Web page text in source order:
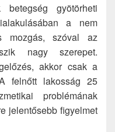
gyötörheti
a nem
mozgás, szóval az
nagy szerepet.
akkor csak a
felnőtt lakosság 25
problémának
jelentősebb figyelmet